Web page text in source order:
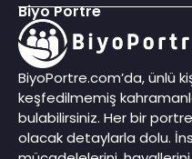
Biyo Portre
BiyoPortre.com’da, ünlü
keşfedilmemiş
bulabilirsiniz. Her bir
olacak detaylarla dolu.